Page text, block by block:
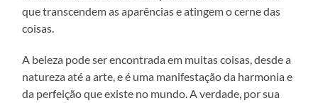
que transcendem as aparências e atingem o cerne das
coisas.
A beleza pode ser encontrada em muitas coisas, desde a
natureza até a arte, e é uma manifestação da harmonia e
da perfeição que existe no mundo. A verdade, por sua